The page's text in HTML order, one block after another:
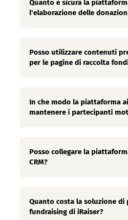
Quanto è sicura la
l'elaborazione delle
Posso utilizzare contenuti
per le pagine di raccolta
In che modo la piattaforma
mantenere i partecipanti
Posso collegare la
CRM?
Quanto costa la soluzione
fundraising di iRaiser?